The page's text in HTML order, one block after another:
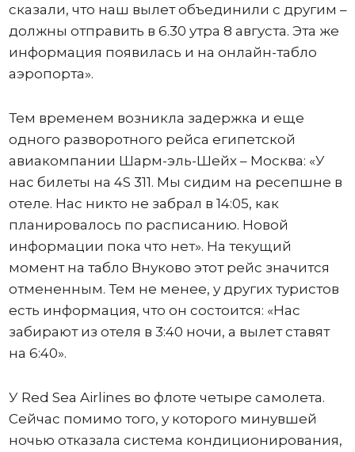
сказали, что наш вылет объединили с другим –
должны отправить в 6.30 утра 8 августа. Эта же
информация появилась и на онлайн-табло
аэропорта».
Тем временем возникла задержка и еще
одного разворотного рейса египетской
авиакомпании Шарм-эль-Шейх – Москва: «У
нас билеты на 4S 311. Мы сидим на ресепшне в
отеле. Нас никто не забрал в 14:05, как
планировалось по расписанию. Новой
информации пока что нет». На текущий
момент на табло Внуково этот рейс значится
отмененным. Тем не менее, у других туристов
есть информация, что он состоится: «Нас
забирают из отеля в 3:40 ночи, а вылет ставят
на 6:40».
У Red Sea Airlines во флоте четыре самолета.
Сейчас помимо того, у которого минувшей
ночью отказала система кондиционирования,